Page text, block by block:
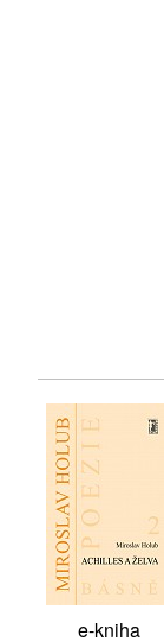
e-kniha